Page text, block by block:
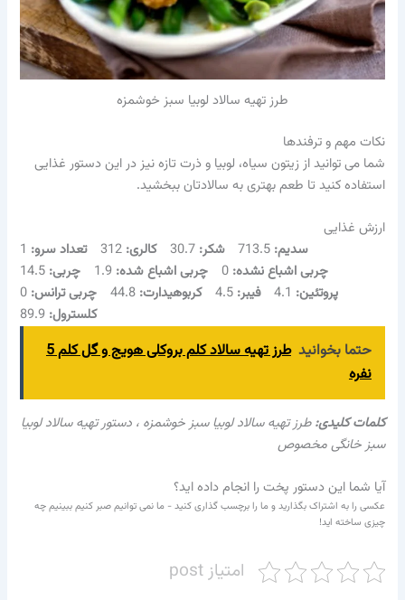
طرز تهیه سالاد لوبیا سبز خوشمزه
نکات مهم و ترفندها
شما می توانید از زیتون سیاه، لوبیا و ذرت تازه نیز در این دستور غذایی
استفاده کنید تا طعم بهتری به سالادتان ببخشید.
ارزش غذایی
تعداد سرو: 1 کالری: 312 شکر: 30.7 سدیم: 713.5
چربی: 14.5 چربی اشباع شده: 1.9 چربی اشباع نشده: 0
چربی ترانس: 0 کربوهیدارت: 44.8 فیبر: 4.5 پروتئین: 4.1
کلسترول: 89.9
حتما بخوانید
طرز تهیه سالاد کلم بروکلی هویج و گل کلم 5
نفره
کلمات کلیدی:طرز تهیه سالاد لوبیا سبز خوشمزه ، دستور تهیه سالاد لوبیا
سبز خانگی مخصوص
آیا شما این دستور پخت را انجام داده اید؟
عکسی را به اشتراک بگذارید و ما را برچسب گذاری کنید - ما نمی توانیم صبر کنیم ببینیم چه
چیزی ساخته اید!
امتیاز post